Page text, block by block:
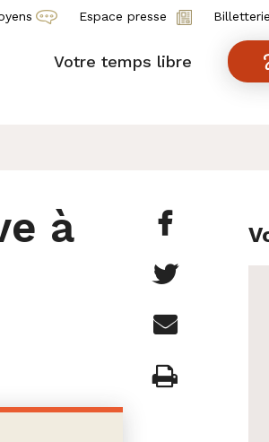
Espace presse Billetterie
Votre temps libre
à

cette
sur

cette
page
sur
Partager
Imprimer